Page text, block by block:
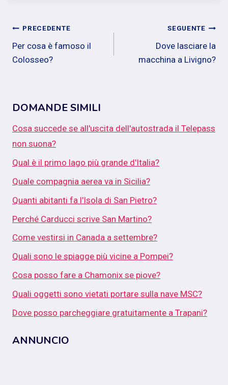
Navigazione
articoli
PRECEDENTE
Per cosa è famoso il
Colosseo?
SEGUENTE
Dove lasciare la
macchina a Livigno?
DOMANDE SIMILI
Cosa succede se all'uscita dell'autostrada il Telepass
non suona?
Qual è il primo lago più grande d'Italia?
Quale compagnia aerea va in Sicilia?
Quanti abitanti fa l'Isola di San Pietro?
Perché Carducci scrive San Martino?
Come vestirsi in Canada a settembre?
Quali sono le spiagge più vicine a Pompei?
Cosa posso fare a Chamonix se piove?
Quali oggetti sono vietati portare sulla nave MSC?
Dove posso parcheggiare gratuitamente a Trapani?
ANNUNCIO